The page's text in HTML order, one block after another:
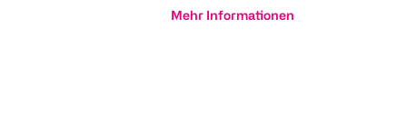
Mehr Informationen